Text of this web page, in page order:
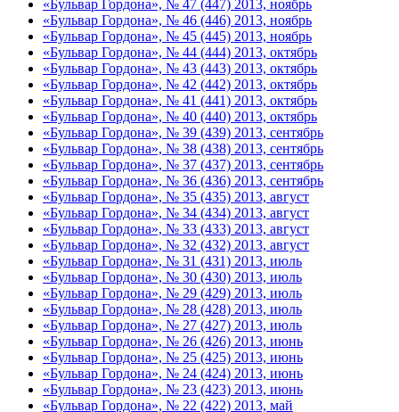
«Бульвар Гордона», № 47 (447) 2013, ноябрь
«Бульвар Гордона», № 46 (446) 2013, ноябрь
«Бульвар Гордона», № 45 (445) 2013, ноябрь
«Бульвар Гордона», № 44 (444) 2013, октябрь
«Бульвар Гордона», № 43 (443) 2013, октябрь
«Бульвар Гордона», № 42 (442) 2013, октябрь
«Бульвар Гордона», № 41 (441) 2013, октябрь
«Бульвар Гордона», № 40 (440) 2013, октябрь
«Бульвар Гордона», № 39 (439) 2013, сентябрь
«Бульвар Гордона», № 38 (438) 2013, сентябрь
«Бульвар Гордона», № 37 (437) 2013, сентябрь
«Бульвар Гордона», № 36 (436) 2013, сентябрь
«Бульвар Гордона», № 35 (435) 2013, август
«Бульвар Гордона», № 34 (434) 2013, август
«Бульвар Гордона», № 33 (433) 2013, август
«Бульвар Гордона», № 32 (432) 2013, август
«Бульвар Гордона», № 31 (431) 2013, июль
«Бульвар Гордона», № 30 (430) 2013, июль
«Бульвар Гордона», № 29 (429) 2013, июль
«Бульвар Гордона», № 28 (428) 2013, июль
«Бульвар Гордона», № 27 (427) 2013, июль
«Бульвар Гордона», № 26 (426) 2013, июнь
«Бульвар Гордона», № 25 (425) 2013, июнь
«Бульвар Гордона», № 24 (424) 2013, июнь
«Бульвар Гордона», № 23 (423) 2013, июнь
«Бульвар Гордона», № 22 (422) 2013, май